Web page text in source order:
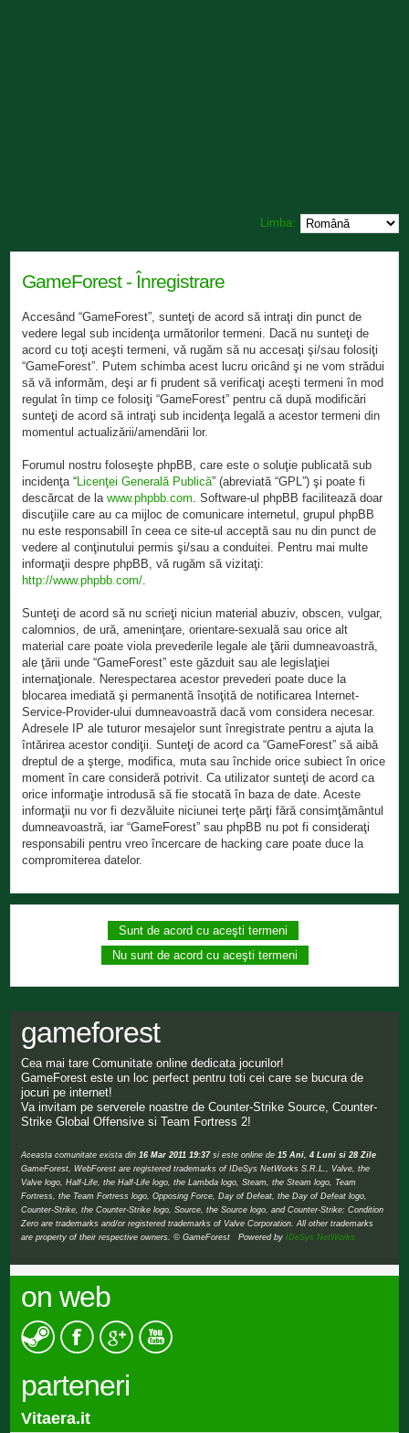
Limba:
GameForest - Înregistrare
Accesând “GameForest”, sunteţi de acord să intraţi din punct de
vedere legal sub incidenţa următorilor termeni. Dacă nu sunteţi de
acord cu toţi aceşti termeni, vă rugăm să nu accesaţi şi/sau folosiţi
“GameForest”. Putem schimba acest lucru oricând şi ne vom strădui
să vă informăm, deşi ar fi prudent să verificaţi aceşti termeni în mod
regulat în timp ce folosiţi “GameForest” pentru că după modificări
sunteţi de acord să intraţi sub incidenţa legală a acestor termeni din
momentul actualizării/amendării lor.
Forumul nostru foloseşte phpBB, care este o soluţie publicată sub
incidenţa “Licenţei Generală Publică” (abreviată “GPL”) şi poate fi
descărcat de lawww.phpbb.com . Software-ul phpBB facilitează doar
discuţiile care au ca mijloc de comunicare internetul, grupul phpBB
nu este responsabill în ceea ce site-ul acceptă sau nu din punct de
vedere al conţinutului permis şi/sau a conduitei. Pentru mai multe
informaţii despre phpBB, vă rugăm să vizitaţi:
http://www.phpbb.com/
Sunteţi de acord să nu scrieţi niciun material abuziv, obscen, vulgar,
calomnios, de ură, ameninţare, orientare-sexuală sau orice alt
material care poate viola prevederile legale ale ţării dumneavoastră,
ale ţării unde “GameForest” este găzduit sau ale legislaţiei
internaţionale. Nerespectarea acestor prevederi poate duce la
blocarea imediată şi permanentă însoţită de notificarea Internet-
Service-Provider-ului dumneavoastră dacă vom considera necesar.
Adresele IP ale tuturor mesajelor sunt înregistrate pentru a ajuta la
întărirea acestor condiţii. Sunteţi de acord ca “GameForest” să aibă
dreptul de a şterge, modifica, muta sau închide orice subiect în orice
moment în care consideră potrivit. Ca utilizator sunteţi de acord ca
orice informaţie introdusă să fie stocată în baza de date. Aceste
informaţii nu vor fi dezvăluite niciunei terţe părţi fără consimţământul
dumneavoastră, iar “GameForest” sau phpBB nu pot fi consideraţi
responsabili pentru vreo încercare de hacking care poate duce la
compromiterea datelor.
gameforest
Cea mai tare Comunitate online dedicata jocurilor!
GameForest este un loc perfect pentru toti cei care se bucura de
jocuri pe internet!
Va invitam pe serverele noastre de Counter-Strike Source, Counter-
Strike Global Offensive si Team Fortress 2!
Aceasta comunitate exista din16 Mar 2011 19:37si este online de15 Ani, 4 Luni si 28 Zile
GameForest, WebForest are registered trademarks of IDeSys NetWorks S.R.L., Valve, the
Valve logo, Half-Life, the Half-Life logo, the Lambda logo, Steam, the Steam logo, Team
Fortress, the Team Fortress logo, Opposing Force, Day of Defeat, the Day of Defeat logo,
Counter-Strike, the Counter-Strike logo, Source, the Source logo, and Counter-Strike: Condition
Zero are trademarks and/or registered trademarks of Valve Corporation. All other trademarks
are property of their respective owners. © GameForest Powered byIDeSys NetWorks
on web
parteneri
Vitaera.it